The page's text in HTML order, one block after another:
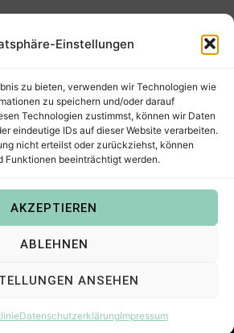
Einstellungen
zu bieten, verwenden wir Technologien wie
zu speichern und/oder darauf
Technologien zustimmst, können wir Daten
eindeutige IDs auf dieser Website verarbeiten.
nicht erteilst oder zurückziehst, können
Funktionen beeinträchtigt werden.
AKZEPTIEREN
ABLEHNEN
ANSEHEN
DatenschutzerklärungImpressum
Steffis Kreativkiste – Plotterdateien,
in SVG, PNG, DXF, EPS & PDF